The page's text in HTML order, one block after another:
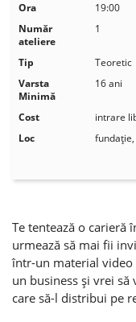
Ora
19:00
Număr
ateliere
1
Tip
Teoretic
Varsta
Minimă
16 ani
Cost intrare
Loc
fundație,
Te tentează o carieră
urmează să mai fii
într-un material video
un business şi vrei
care să-l distribui pe